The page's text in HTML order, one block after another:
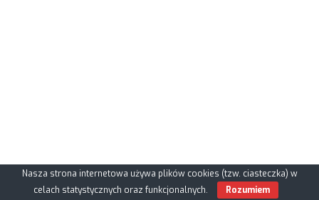
Nasza strona internetowa używa plików cookies (tzw. ciasteczka) w
celach statystycznych oraz funkcjonalnych.
Rozumiem